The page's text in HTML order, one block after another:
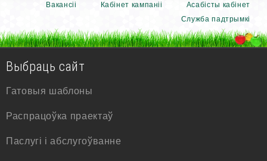
Вакансіі Кабінет кампаніі
Асабісты кабінет
Служба падтрымкі
Выбраць сайт
Гатовыя шаблоны
Распрацоўка праектаў
Паслугі і абслугоўванне